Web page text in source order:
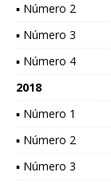
▪ Número 2
▪ Número 3
▪ Número 4
2018
▪ Número 1
▪ Número 2
▪ Número 3